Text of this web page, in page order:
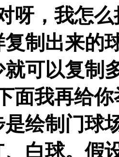
，我怎么
制出来的
可以复制
我再给你
是绘制门球
白球。假